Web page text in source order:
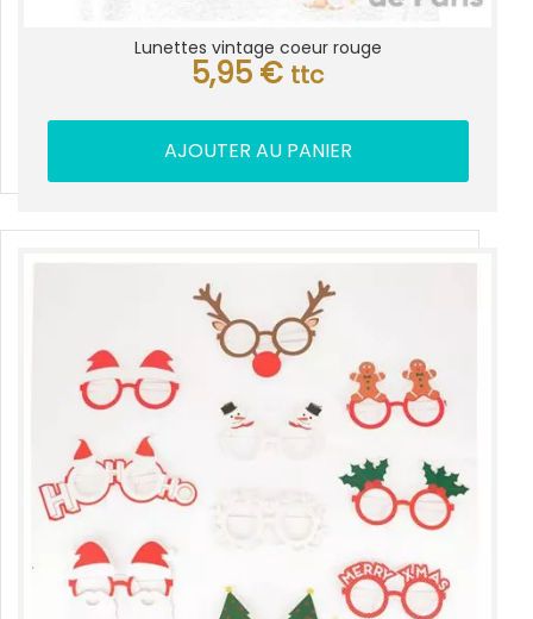
Lunettes vintage coeur rouge
5,95 € ttc
AJOUTER AU PANIER